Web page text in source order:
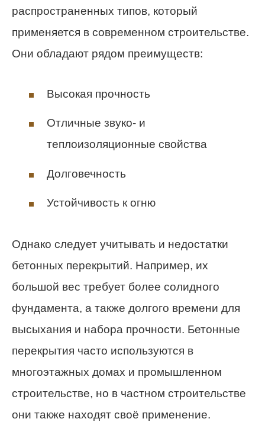
распространенных типов, который
применяется в современном строительстве.
Они обладают рядом преимуществ:
Высокая прочность
Отличные звуко- и
теплоизоляционные свойства
Долговечность
Устойчивость к огню
Однако следует учитывать и недостатки
бетонных перекрытий. Например, их
большой вес требует более солидного
фундамента, а также долгого времени для
высыхания и набора прочности. Бетонные
перекрытия часто используются в
многоэтажных домах и промышленном
строительстве, но в частном строительстве
они также находят своё применение.